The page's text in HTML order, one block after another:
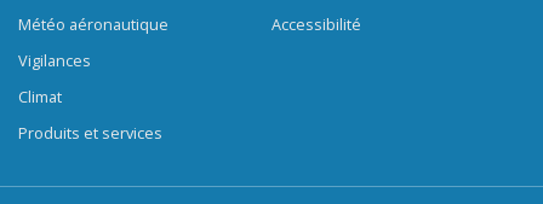
Météo aéronautique
Vigilances
Climat
Produits et services
Accessibilité